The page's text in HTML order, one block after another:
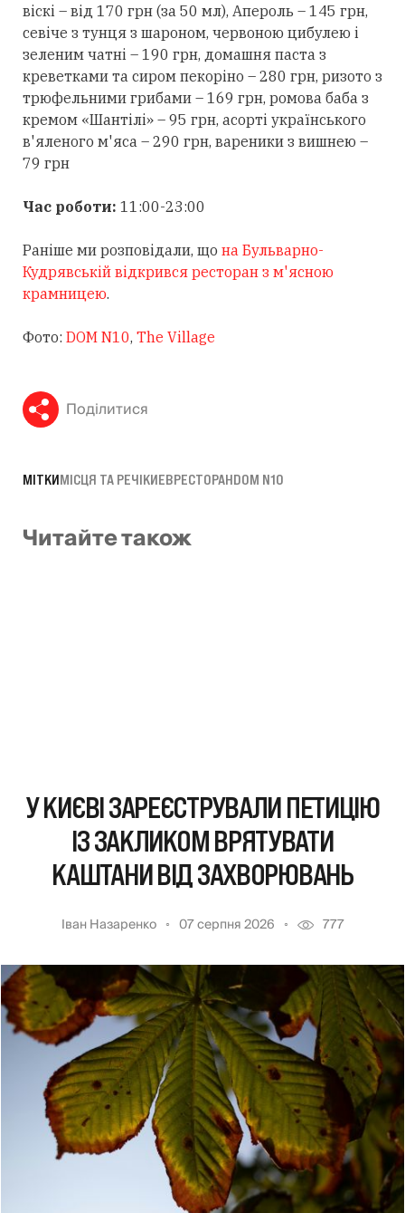
віскі – від 170 грн (за 50 мл), Апероль – 145 грн,
севіче з тунця з шароном, червоною цибулею і
зеленим чатні – 190 грн, домашня паста з
креветками та сиром пекоріно – 280 грн, ризото з
трюфельними грибами – 169 грн, ромова баба з
кремом «Шантілі» – 95 грн, асорті українського
в'яленого м'яса – 290 грн, вареники з вишнею –
79 грн
Час роботи: 11:00-23:00
Раніше ми розповідали, що на Бульварно-
Кудрявській відкрився ресторан з м'ясною
крамницею.
Фото: DOM N10, The Village
Поділитися
МІТКИМІСЦЯ ТА РЕЧІКИЕВРЕСТОРАНDOM N10
Читайте також
У КИЄВІ ЗАРЕЄСТРУВАЛИ ПЕТИЦІЮ
ІЗ ЗАКЛИКОМ ВРЯТУВАТИ
КАШТАНИ ВІД ЗАХВОРЮВАНЬ
Іван Назаренко 07 серпня 2026 777